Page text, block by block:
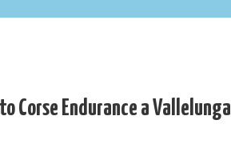
Corse Endurance a Vallelunga